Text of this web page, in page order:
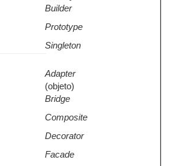
Builder
Prototype
Singleton
Adapter
(objeto)
Bridge
Composite
Decorator
Facade